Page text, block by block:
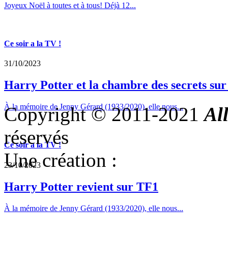
Joyeux Noël à toutes et à tous! Déjà 12...
Ce soir a la TV !
31/10/2023
Harry Potter et la chambre des secrets
À la mémoire de Jenny Gérard (1933/2020), elle nous...
Ce soir a la TV !
23/10/2023
Harry Potter revient sur TF1
À la mémoire de Jenny Gérard (1933/2020), elle nous...
Copyright © 2011-2021
réservés
Une création :